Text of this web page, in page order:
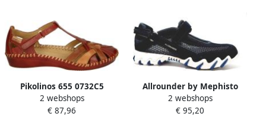
Pikolinos 655 0732C5
Volwassenen Platte
sandalen Kleur Rood
2 webshops
€ 87,96
Allrounder by Mephisto
Allrounder Bandschoen Niro
Ocean Stargazer Blauw
2 webshops
€ 95,20